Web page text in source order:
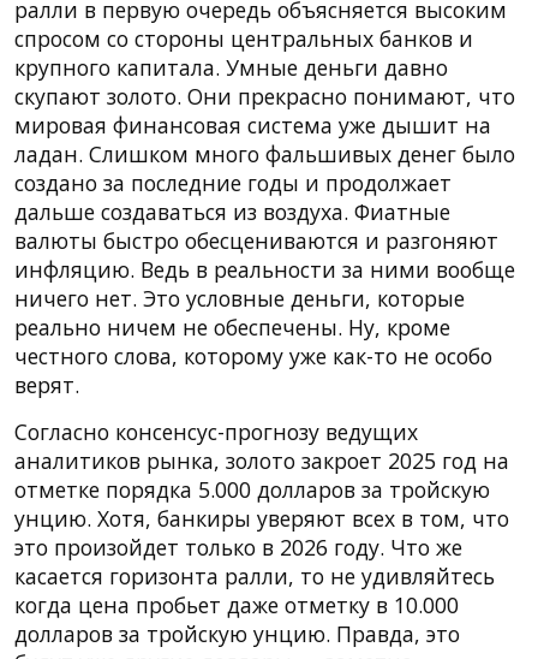
ралли в первую очередь объясняется высоким
спросом со стороны центральных банков и
крупного капитала. Умные деньги давно
скупают золото. Они прекрасно понимают, что
мировая финансовая система уже дышит на
ладан. Слишком много фальшивых денег было
создано за последние годы и продолжает
дальше создаваться из воздуха. Фиатные
валюты быстро обесцениваются и разгоняют
инфляцию. Ведь в реальности за ними вообще
ничего нет. Это условные деньги, которые
реально ничем не обеспечены. Ну, кроме
честного слова, которому уже как-то не особо
верят.
Согласно консенсус-прогнозу ведущих
аналитиков рынка, золото закроет 2025 год на
отметке порядка 5.000 долларов за тройскую
унцию. Хотя, банкиры уверяют всех в том, что
это произойдет только в 2026 году. Что же
касается горизонта ралли, то не удивляйтесь
когда цена пробьет даже отметку в 10.000
долларов за тройскую унцию. Правда, это